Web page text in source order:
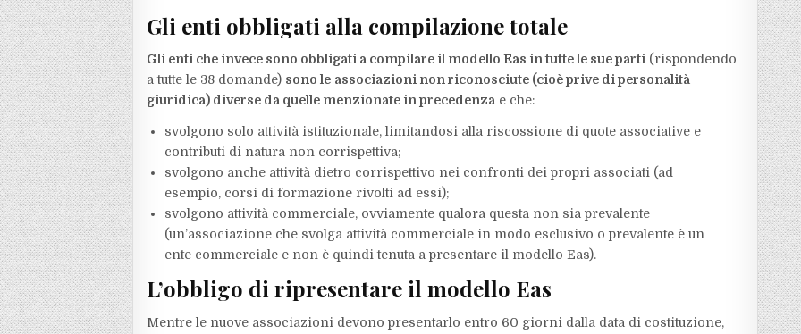
Gli enti obbligati alla compilazione totale
Gli enti che invece sono obbligati a compilare il modello Eas in tutte le sue parti (rispondendo
a tutte le 38 domande) sono le associazioni non riconosciute (cioè prive di personalità
giuridica) diverse da quelle menzionate in precedenza e che:
svolgono solo attività istituzionale, limitandosi alla riscossione di quote associative e
contributi di natura non corrispettiva;
svolgono anche attività dietro corrispettivo nei confronti dei propri associati (ad
esempio, corsi di formazione rivolti ad essi);
svolgono attività commerciale, ovviamente qualora questa non sia prevalente
(un’associazione che svolga attività commerciale in modo esclusivo o prevalente è un
ente commerciale e non è quindi tenuta a presentare il modello Eas).
L’obbligo di ripresentare il modello Eas
Mentre le nuove associazioni devono presentarlo entro 60 giorni dalla data di costituzione,